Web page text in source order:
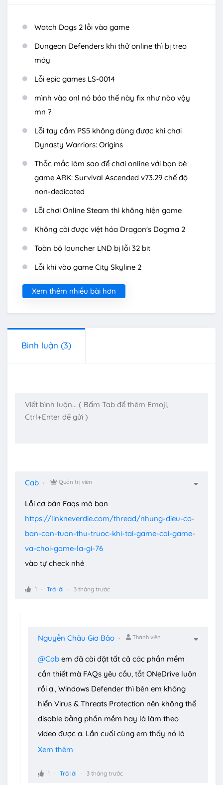
Watch Dogs 2 lỗi vào game
Dungeon Defenders khi thử online thì bị treo
máy
Lỗi epic games LS-0014
mình vào onl nó báo thế này fix như nào vậy
mn ?
Lỗi tay cầm PS5 không dùng được khi chơi
Dynasty Warriors: Origins
Thắc mắc làm sao để chơi online với bạn bè
game ARK: Survival Ascended v73.29 chế độ
non-dedicated
Lỗi chơi Online Steam thì không hiện game
Không cài được việt hóa Dragon's Dogma 2
Toàn bộ launcher LND bị lỗi 32 bit
Lỗi khi vào game City Skyline 2
Xem thêm nhiều bài hơn
Bình luận (3)
Cab Quản trị viên
Lỗi cơ bản Faqs mà bạn
https://linkneverdie.com/thread/nhung-dieu-co-
ban-can-tuan-thu-truoc-khi-tai-game-cai-game-
va-choi-game-la-gi-76
vào tự check nhé
1 Trả lời 3 tháng trước
Nguyễn Châu Gia Bảo Thành viên
@Cab em đã cài đặt tất cả các phần mềm
cần thiết mà FAQs yêu cầu, tắt ONeDrive luôn
rồi ạ., Windows Defender thì bên em không
hiển Virus & Threats Protection nên không thể
disable bằng phần mềm hay là làm theo
video được ạ. Lần cuối cùng em thấy nó là
cách đây khá lâu, tắt nó đi để giải nén game
thấy nó hiển thị lại nữa, nhưng những game
Xem thêm
1 Trả lời 3 tháng trước